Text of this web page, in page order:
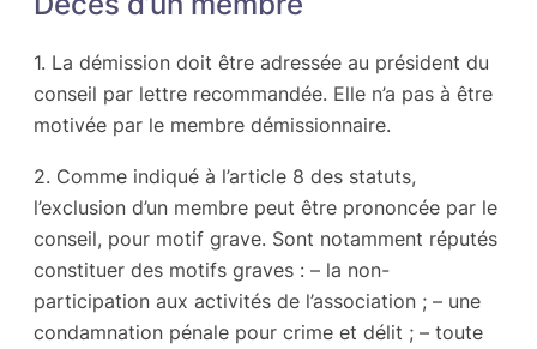
1. La démission doit être adressée au président du
conseil par lettre recommandée. Elle n’a pas à être
motivée par le membre démissionnaire.
2. Comme indiqué à l’article 8 des statuts,
l’exclusion d’un membre peut être prononcée par le
conseil, pour motif grave. Sont notamment réputés
constituer des motifs graves : – la non-
participation aux activités de l’association ; – une
condamnation pénale pour crime et délit ; – toute